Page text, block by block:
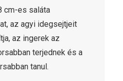
cm-es saláta
az agyi idegsejtjeit
az ingerek az
terjednek és a
tanul.